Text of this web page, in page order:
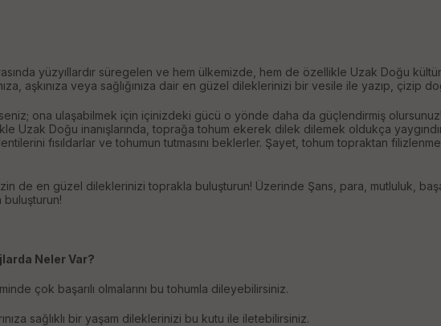
yüzyıllardır süregelen ve hem ülkemizde, hem de özellikle Uzak Doğu
aşkınıza veya sağlığınıza dair en güzel dileklerinizi bir vesile ile yazıp, çizip
ona ulaşabilmek için içinizdeki gücü o yönde daha da güçlendirmiş
Uzak Doğu inanışlarında, toprağa tohum ekerek dilek dilemek oldukça
fısıldarlar ve tohumun tutmasını beklerler. Şayet, tohum topraktan
de en güzel dileklerinizi toprakla buluşturun! Üzerinde Şans, para, mutluluk,
Neler Var?
çok başarılı olmalarını bu tohumla dileyebilirsiniz.
sağlıklı bir yaşam dileklerinizi bu kutu ile iletebilirsiniz.